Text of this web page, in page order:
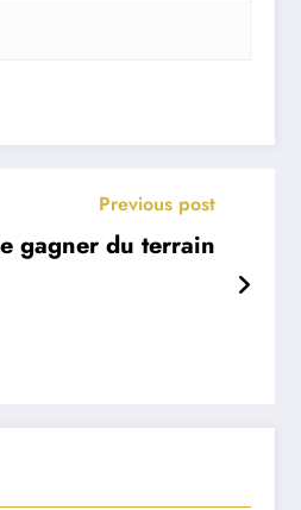
Previous post
gagner du terrain